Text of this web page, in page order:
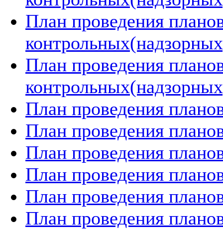
План проведения
План проведения
План проведения
План проведения
План проведения
План проведения
План проведения
План проведения